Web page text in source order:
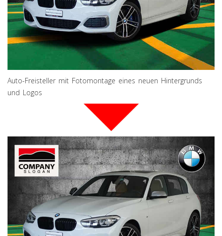
Auto-Freisteller mit Fotomontage eines neuen Hintergrunds
und Logos